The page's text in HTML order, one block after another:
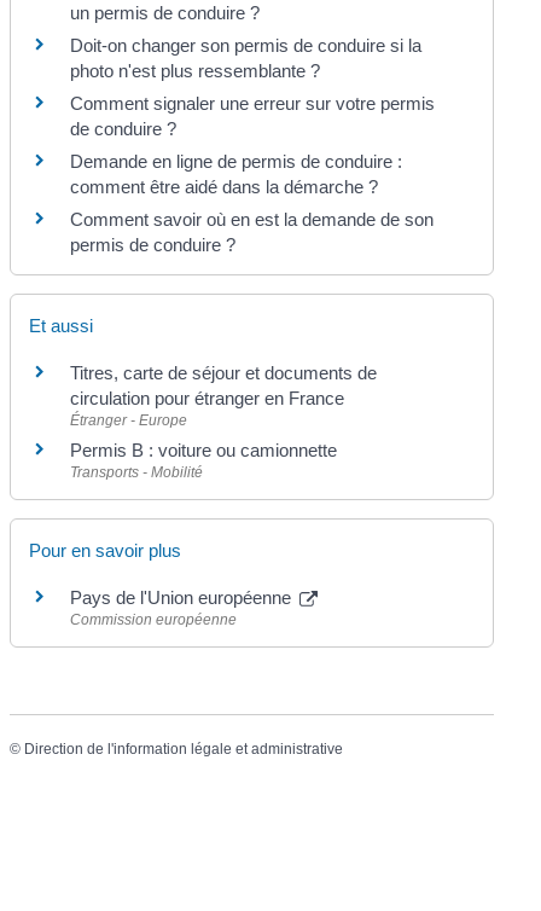
un permis de conduire ?
Doit-on changer son permis de conduire si la
photo n'est plus ressemblante ?
Comment signaler une erreur sur votre permis
de conduire ?
Demande en ligne de permis de conduire :
comment être aidé dans la démarche ?
Comment savoir où en est la demande de son
permis de conduire ?
Et aussi
Titres, carte de séjour et documents de
circulation pour étranger en France
Étranger - Europe
Permis B : voiture ou camionnette
Transports - Mobilité
Pour en savoir plus
Pays de l'Union européenne
Commission européenne
© Direction de l'information légale et administrative